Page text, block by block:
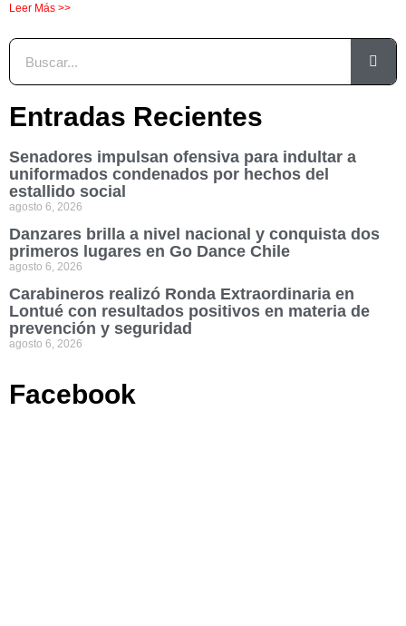
Leer Más >>
Entradas Recientes
Senadores impulsan ofensiva para indultar a
uniformados condenados por hechos del
estallido social
agosto 6, 2026
Danzares brilla a nivel nacional y conquista dos
primeros lugares en Go Dance Chile
agosto 6, 2026
Carabineros realizó Ronda Extraordinaria en
Lontué con resultados positivos en materia de
prevención y seguridad
agosto 6, 2026
Facebook